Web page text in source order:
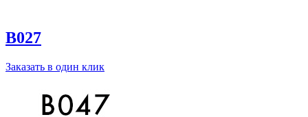
B027
Заказать в один клик